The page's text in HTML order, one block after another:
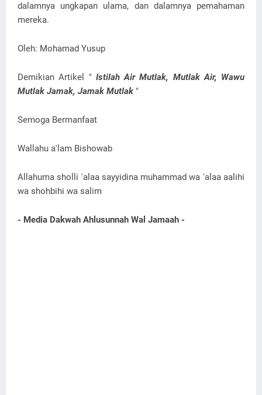
dalamnya ungkapan ulama, dan dalamnya pemahaman
mereka.
Oleh: Mohamad Yusup
Demikian Artikel " Istilah Air Mutlak, Mutlak Air, Wawu
Mutlak Jamak, Jamak Mutlak "
Semoga Bermanfaat
Wallahu a'lam Bishowab
Allahuma sholli 'alaa sayyidina muhammad wa 'alaa aalihi
wa shohbihi wa salim
- Media Dakwah Ahlusunnah Wal Jamaah -